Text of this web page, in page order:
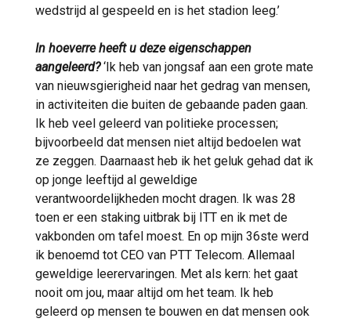
wedstrijd al gespeeld en is het stadion leeg.’
In hoeverre heeft u deze eigenschappen
aangeleerd?‘Ik heb van jongsaf aan een grote mate
van nieuwsgierigheid naar het gedrag van mensen,
in activiteiten die buiten de gebaande paden gaan.
Ik heb veel geleerd van politieke processen;
bijvoorbeeld dat mensen niet altijd bedoelen wat
ze zeggen. Daarnaast heb ik het geluk gehad dat ik
op jonge leeftijd al geweldige
verantwoordelijkheden mocht dragen. Ik was 28
toen er een staking uitbrak bij ITT en ik met de
vakbonden om tafel moest. En op mijn 36ste werd
ik benoemd tot CEO van PTT Telecom. Allemaal
geweldige leerervaringen. Met als kern: het gaat
nooit om jou, maar altijd om het team. Ik heb
geleerd op mensen te bouwen en dat mensen ook